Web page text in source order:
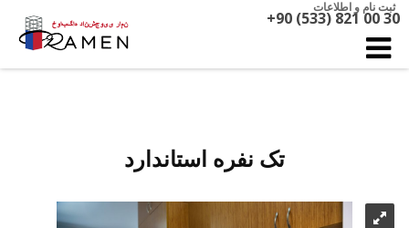
ثبت نام و اطلاعات
+90 (533) 821 00 30
تک نفره استاندارد